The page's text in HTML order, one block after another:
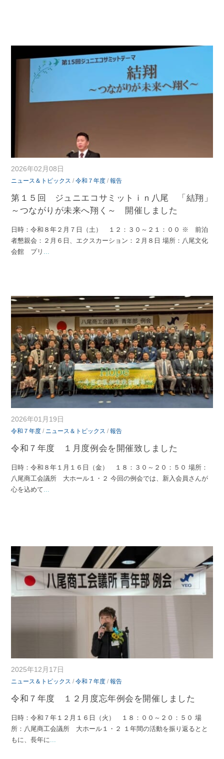
2026年02月08日
ニュース＆トピックス /令和７年度 /報告
第１５回 ジュニエコサミットｉｎ八尾 「結翔」
～つながりが未来へ翔く～ 開催しました
日時：令和８年２月７日（土） １２：３０～２１：００ ※ 前泊
者懇親会：２月６日、エクスカーション：２月８日 場所：八尾文化
会館 プリ
2026年01月19日
令和７年度 / ニュース＆トピックス /報告
令和７年度 １月度例会を開催致しました
日時：令和８年１月１６日（金） １８：３０～２０：５０ 場所：
八尾商工会議所 大ホール１・２ 今回の例会では、新入会員さんが
心を込めて
2025年12月17日
ニュース＆トピックス /令和７年度 /報告
令和７年度 １２月度忘年例会を開催しました
日時：令和７年１２月１６日（火） １８：００～２０：５０ 場
所：八尾商工会議所 大ホール１・２ １年間の活動を振り返るとと
もに、長年に